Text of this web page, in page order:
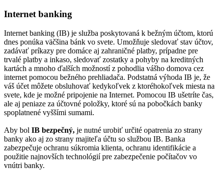
Internet banking
Internet banking (IB) je služba poskytovaná k bežným účtom, ktorú
dnes ponúka väčšina bánk vo svete. Umožňuje sledovať stav účtov,
zadávať príkazy pre domáce aj zahraničné platby, prípadne pre
trvalé platby a inkaso, sledovať zostatky a pohyby na kreditných
kartách a mnoho ďalších možností z pohodlia vášho domova cez
internet pomocou bežného prehliadača. Podstatná výhoda IB je, že
váš účet môžete obsluhovať kedykoľvek z ktoréhokoľvek miesta na
svete, kde je možné pripojenie na Internet. Pomocou IB ušetríte čas,
ale aj peniaze za účtovné položky, ktoré sú na pobočkách banky
spoplatnené vyššími sumami.
Aby bol IB bezpečný, je nutné urobiť určité opatrenia zo strany
banky ako aj zo strany majiteľa účtu so službou IB. Banka
zabezpečuje ochranu súkromia klienta, ochranu identifikácie a
použitie najnovších technológií pre zabezpečenie počítačov vo
vnútri banky.